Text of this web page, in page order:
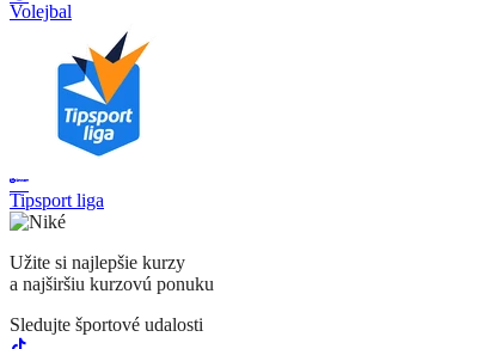
Volejbal
Tipsport liga
Užite si najlepšie kurzy
a najširšiu kurzovú ponuku
Sledujte športové udalosti